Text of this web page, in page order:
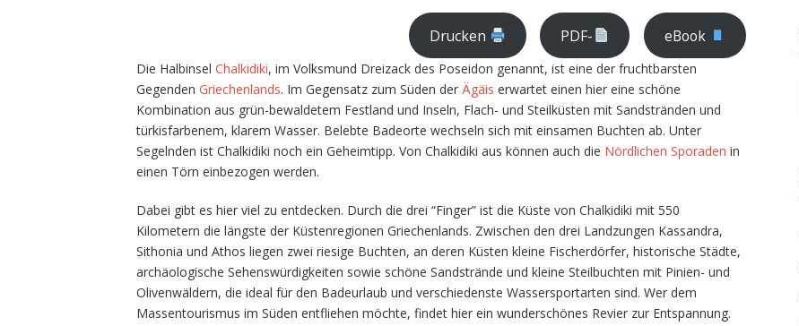
Drucken PDF- eBook
Die Halbinsel Chalkidiki, im Volksmund Dreizack des Poseidon genannt, ist eine der fruchtbarsten
Gegenden Griechenlands. Im Gegensatz zum Süden der Ägäis erwartet einen hier eine schöne
Kombination aus grün-bewaldetem Festland und Inseln, Flach- und Steilküsten mit Sandstränden und
türkisfarbenem, klarem Wasser. Belebte Badeorte wechseln sich mit einsamen Buchten ab. Unter
Segelnden ist Chalkidiki noch ein Geheimtipp. Von Chalkidiki aus können auch die Nördlichen Sporaden in
einen Törn einbezogen werden.
Dabei gibt es hier viel zu entdecken. Durch die drei “Finger” ist die Küste von Chalkidiki mit 550
Kilometern die längste der Küstenregionen Griechenlands. Zwischen den drei Landzungen Kassandra,
Sithonia und Athos liegen zwei riesige Buchten, an deren Küsten kleine Fischerdörfer, historische Städte,
archäologische Sehenswürdigkeiten sowie schöne Sandstrände und kleine Steilbuchten mit Pinien- und
Olivenwäldern, die ideal für den Badeurlaub und verschiedenste Wassersportarten sind. Wer dem
Massentourismus im Süden entfliehen möchte, findet hier ein wunderschönes Revier zur Entspannung.